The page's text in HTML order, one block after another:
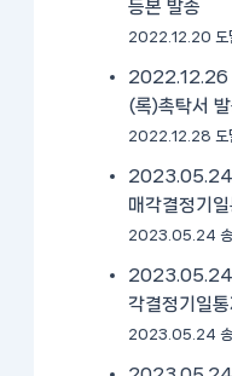
등본 발송
2022.12.20 도
2022.12.26
(록)촉탁서
2022.12.28 도
2023.05.24
매각결정기
2023.05.24 송
2023.05.24
각결정기일
2023.05.24 송